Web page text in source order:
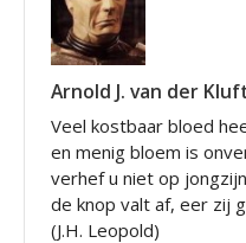
Arnold J. van der Kluft
Veel kostbaar bloed
en menig bloem is
verhef u niet op
de knop valt af, eer zij
(J.H. Leopold)